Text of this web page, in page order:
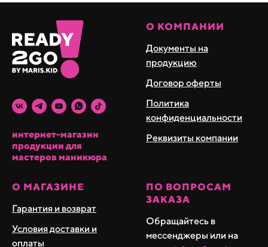
интернет-магазин
продукции для
мастеров маникюра
О КОМПАНИИ
Документы на
продукцию
Договор оферты
Политика
конфиденциальности
Реквизиты компании
О МАГАЗИНЕ
Гарантия и возврат
Условия доставки и
оплаты
ПО ВОПРОСАМ
ЗАКАЗА
Обращайтесь в
мессенджеры или на